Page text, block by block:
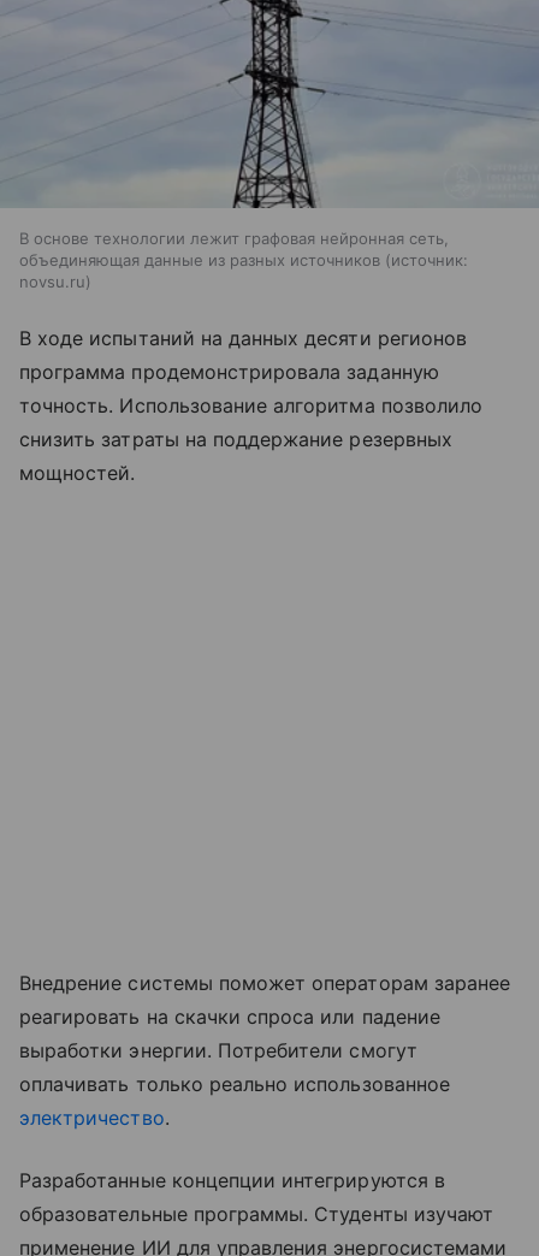
В основе технологии лежит графовая нейронная сеть,
объединяющая данные из разных источников
источник:
novsu.ru
В ходе испытаний на данных десяти регионов
программа продемонстрировала заданную
точность. Использование алгоритма позволило
снизить затраты на поддержание резервных
мощностей.
Внедрение системы поможет операторам заранее
реагировать на скачки спроса или падение
выработки энергии. Потребители смогут
оплачивать только реально использованное
электричество.
Разработанные концепции интегрируются в
образовательные программы. Студенты изучают
применение ИИ для управления энергосистемами